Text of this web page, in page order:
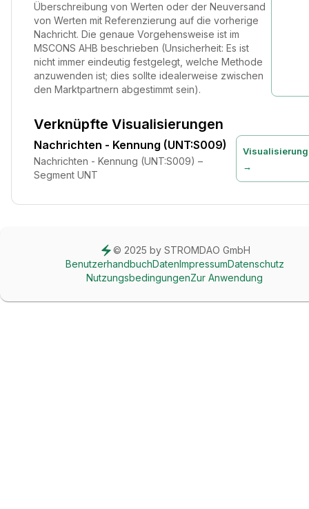
Überschreibung von Werten oder der Neuversand
von Werten mit Referenzierung auf die vorherige
Nachricht. Die genaue Vorgehensweise ist im
MSCONS AHB beschrieben (Unsicherheit: Es ist
nicht immer eindeutig festgelegt, welche Methode
anzuwenden ist; dies sollte idealerweise zwischen
den Marktpartnern abgestimmt sein).
Verknüpfte Visualisierungen
Nachrichten - Kennung (UNT:S009)
Nachrichten - Kennung (UNT:S009) –
Segment UNT
Visualisierung
→
© 2025 by STROMDAO GmbH
BenutzerhandbuchDatenImpressumDatenschutz
NutzungsbedingungenZur Anwendung